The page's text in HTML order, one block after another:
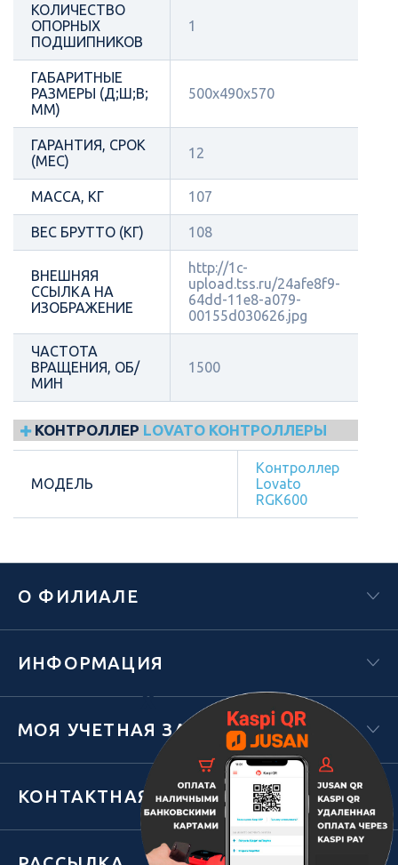
КОЛИЧЕСТВО
ОПОРНЫХ
ПОДШИПНИКОВ
1
ГАБАРИТНЫЕ
РАЗМЕРЫ (Д;Ш;В;
ММ)
500х490х570
ГАРАНТИЯ, СРОК
(МЕС)
12
МАССА, КГ 107
ВЕС БРУТТО (КГ) 108
ВНЕШНЯЯ
ССЫЛКА НА
ИЗОБРАЖЕНИЕ
http://1c-
upload.tss.ru/24afe8f9-
64dd-11e8-a079-
00155d030626.jpg
ЧАСТОТА
ВРАЩЕНИЯ, ОБ/
МИН
1500
КОНТРОЛЛЕР LOVATO КОНТРОЛЛЕРЫ
МОДЕЛЬ
Контроллер
Lovato
RGK600
Х
О ФИЛИАЛЕ
ИНФОРМАЦИЯ
МОЯ УЧЕТНАЯ ЗАПИСЬ
КОНТАКТНАЯ ИНФОРМАЦИЯ